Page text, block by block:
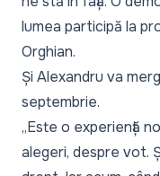
lumea participă la
Orghian.
Și Alexandru va
septembrie.
„Este o experiență
alegeri, despre vot.